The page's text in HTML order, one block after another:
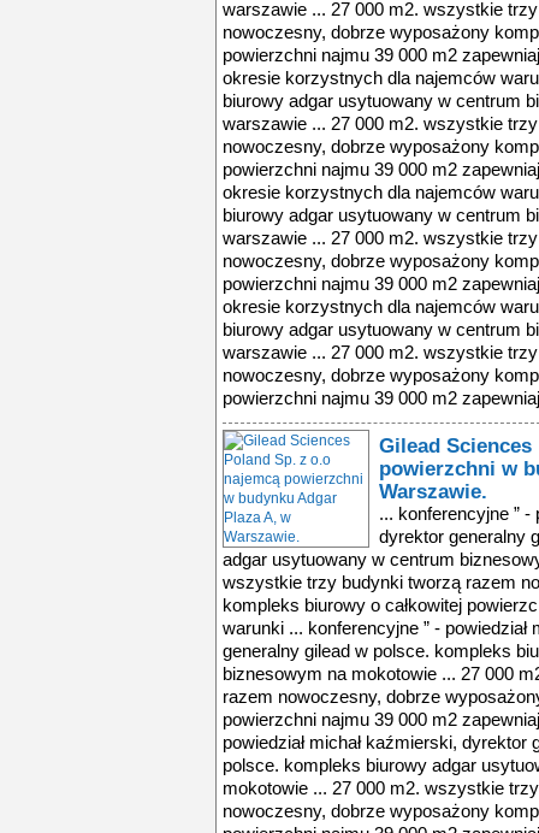
warszawie ... 27 000 m2. wszystkie
nowoczesny, dobrze wyposażony
powierzchni najmu 39 000 m2
okresie korzystnych dla najemców
biurowy adgar usytuowany w centrum
warszawie ... 27 000 m2. wszystkie
nowoczesny, dobrze wyposażony
powierzchni najmu 39 000 m2
okresie korzystnych dla najemców
biurowy adgar usytuowany w centrum
warszawie ... 27 000 m2. wszystkie
nowoczesny, dobrze wyposażony
powierzchni najmu 39 000 m2
okresie korzystnych dla najemców
biurowy adgar usytuowany w centrum
warszawie ... 27 000 m2. wszystkie
nowoczesny, dobrze wyposażony
powierzchni najmu 39 000 m2
Gilead
powierzchni w
Warszawie.
... konferencyjne ” -
dyrektor generalny
adgar usytuowany w centrum
wszystkie trzy budynki tworzą razem
kompleks biurowy o całkowitej
warunki ... konferencyjne ” - powiedział
generalny gilead w polsce. kompleks
biznesowym na mokotowie ... 27 000
razem nowoczesny, dobrze
powierzchni najmu 39 000 m2
powiedział michał kaźmierski, dyrektor
polsce. kompleks biurowy adgar
mokotowie ... 27 000 m2. wszystkie
nowoczesny, dobrze wyposażony